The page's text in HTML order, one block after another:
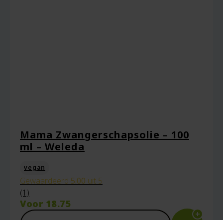
Mama Zwangerschapsolie – 100
ml – Weleda
vegan
Gewaardeerd 5.00 uit 5
(1)
Voor 18.75